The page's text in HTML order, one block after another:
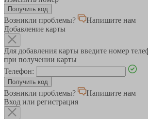
Возникли проблемы?
Напишите нам
Добавление карты
Для добавления карты введите номер
при получении карты
Телефон:
Возникли проблемы?
Напишите нам
Вход или регистрация